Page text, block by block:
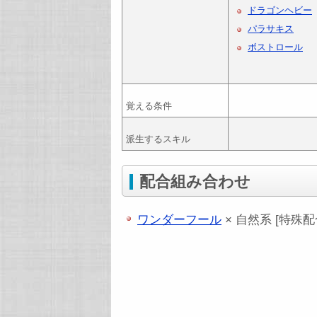
ドラゴンヘビー
パラサキス
ボストロール
覚える条件
派生するスキル
配合組み合わせ
ワンダーフール × 自然系 [特殊